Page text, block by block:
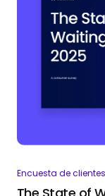
Encuesta de clientes